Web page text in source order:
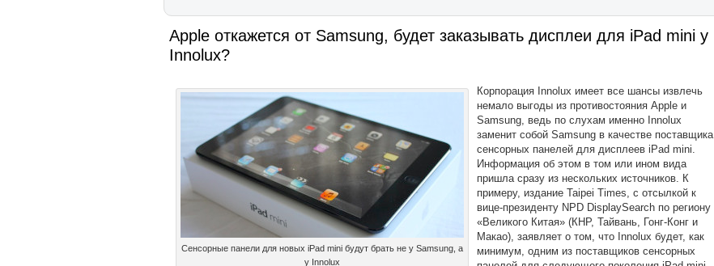
Apple откажется от Samsung, будет заказывать дисплеи для iPad mini у
Innolux?
Сенсорные панели для новых iPad mini будут брать не у Samsung, а
у Innolux
Корпорация Innolux имеет все шансы извлечь
немало выгоды из противостояния Apple и
Samsung, ведь по слухам именно Innolux
заменит собой Samsung в качестве поставщика
сенсорных панелей для дисплеев iPad mini.
Информация об этом в том или ином вида
пришла сразу из нескольких источников. К
примеру, издание Taipei Times, с отсылкой к
вице-президенту NPD DisplaySearch по региону
«Великого Китая» (КНР, Тайвань, Гонг-Конг и
Макао), заявляет о том, что Innolux будет, как
минимум, одним из поставщиков сенсорных